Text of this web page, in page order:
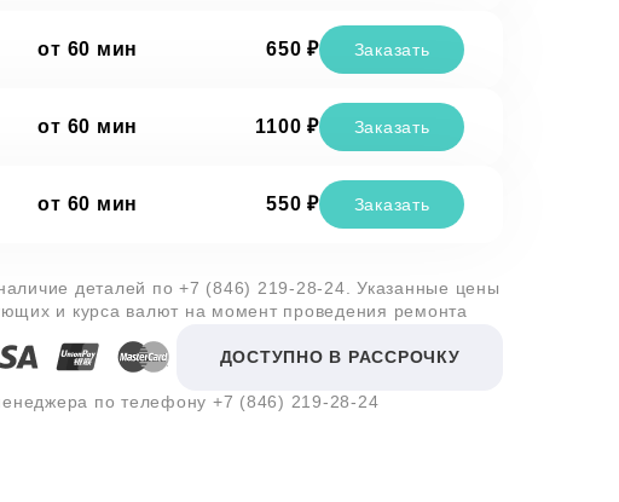
от 60 мин 650 ₽ Заказать
от 60 мин 1100 ₽ Заказать
от 60 мин 550 ₽ Заказать
деталей по+7 (846) 219-28-24 . Указанные цены
и курса валют на момент проведения ремонта
ДОСТУПНО В РАССРОЧКУ
по телефону +7 (846) 219-28-24